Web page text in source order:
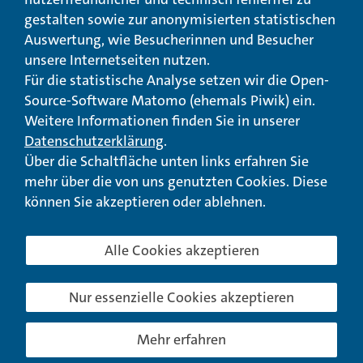
© Landeswohlfahrtsverband Hessen 2026
Impressum Seitenübersicht Seite drucken
nach oben
gestalten sowie zur anonymisierten statistischen
Auswertung, wie Besucherinnen und Besucher
unsere Internetseiten nutzen.
Für die statistische Analyse setzen wir die Open-
Source-Software Matomo (ehemals Piwik) ein.
Weitere Informationen finden Sie in unserer
Datenschutzerklärung.
Über die Schaltfläche unten links erfahren Sie
mehr über die von uns genutzten Cookies. Diese
können Sie akzeptieren oder ablehnen.
Mehr erfahren
Nur essenzielle Cookies akzeptieren
Alle Cookies akzeptieren